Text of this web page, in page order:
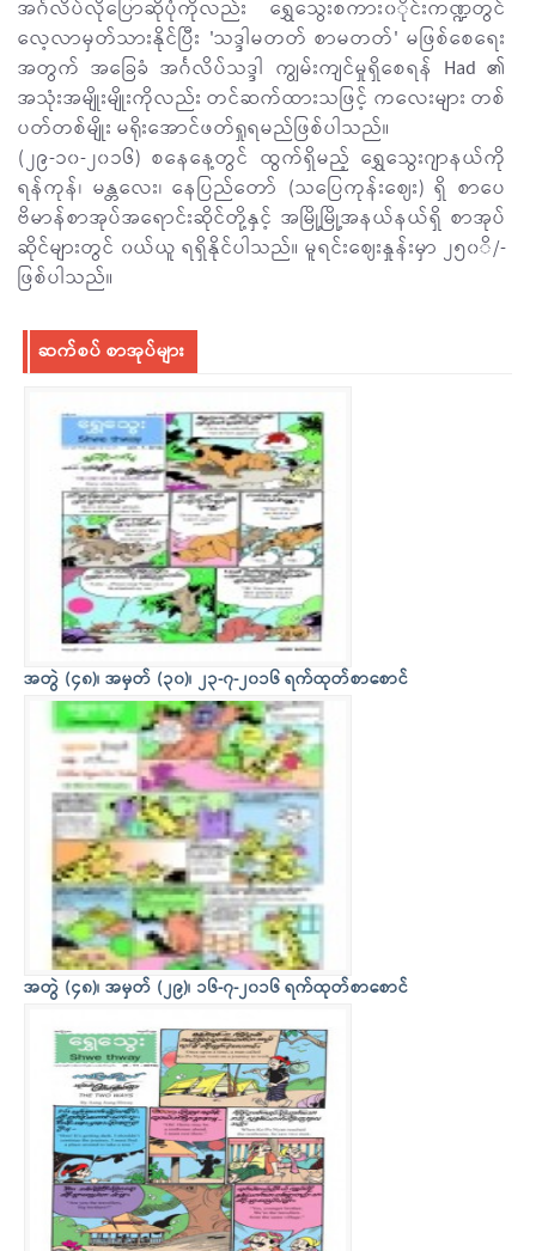
အင်္ဂလိပ်လိုပြောဆိုပုံကိုလည်း ရွှေသွေးစကား၀ိုင်းကဏ္ဍတွင်
လေ့လာမှတ်သားနိုင်ပြီး 'သဒ္ဒါမတတ် စာမတတ်' မဖြစ်စေရေး
အတွက် အခြေခံ အင်္ဂလိပ်သဒ္ဒါ ကျွမ်းကျင်မှုရှိစေရန် Had ၏
အသုံးအမျိုးမျိုးကိုလည်း တင်ဆက်ထားသဖြင့် ကလေးများ တစ်
ပတ်တစ်မျိုး မရိုးအောင်ဖတ်ရှုရမည်ဖြစ်ပါသည်။
(၂၉-၁၀-၂၀၁၆) စနေနေ့တွင် ထွက်ရှိမည့် ရွှေသွေးဂျာနယ်ကို
ရန်ကုန်၊ မန္တလေး၊ နေပြည်တော် (သပြေကုန်းဈေး) ရှိ စာပေ
ဗိမာန်စာအုပ်အရောင်းဆိုင်တို့နှင့် အမြို့မြို့အနယ်နယ်ရှိ စာအုပ်
ဆိုင်များတွင် ၀ယ်ယူ ရရှိနိုင်ပါသည်။ မူရင်းဈေးနှုန်းမှာ ၂၅၀ိ/-
ဖြစ်ပါသည်။
ဆက်စပ် စာအုပ်များ
အတွဲ (၄၈)၊ အမှတ် (၃၀)၊ ၂၃-၇-၂၀၁၆ ရက်ထုတ်စာစောင်
အတွဲ (၄၈)၊ အမှတ် (၂၉)၊ ၁၆-၇-၂၀၁၆ ရက်ထုတ်စာစောင်